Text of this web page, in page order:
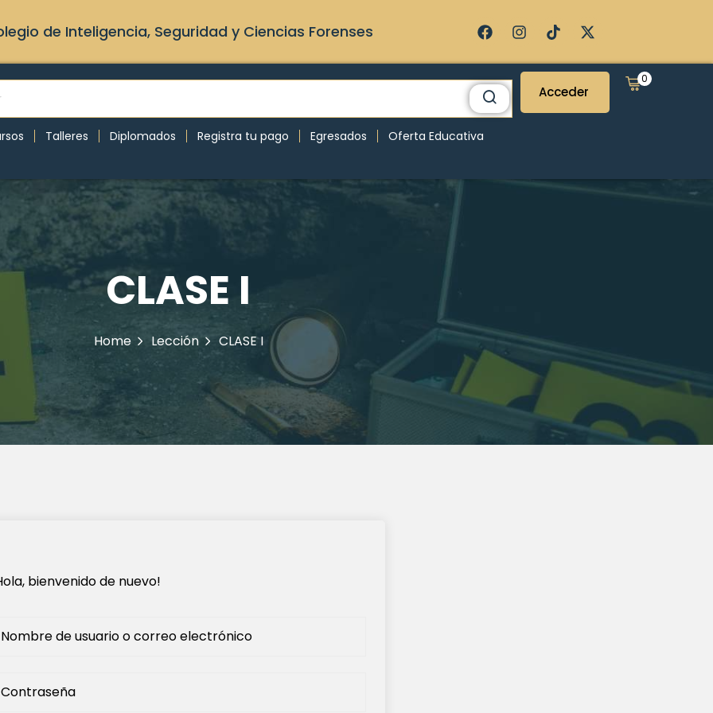
de Inteligencia, Seguridad y Ciencias Forenses
Talleres Diplomados Registra tu pago Egresados Oferta Educativa
Acceder
0
CLASE I
Home Lección CLASE I
bienvenido de nuevo!